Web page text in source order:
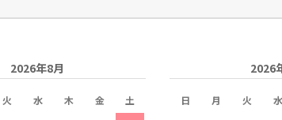
2026年8月
火 水 木 金
土
2026
日 月 火 水